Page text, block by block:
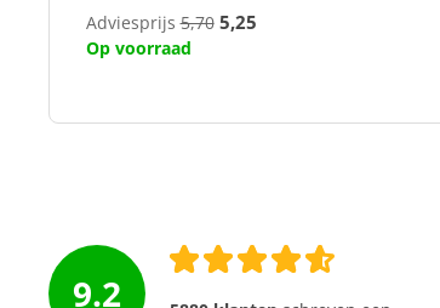
Adviesprijs5,70 5,25
Op voorraad
9.2